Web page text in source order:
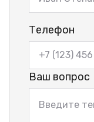
Телефон
Ваш вопрос